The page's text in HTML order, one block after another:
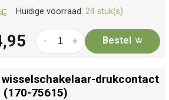
Huidige voorraad: 24 stuk(s)
+
- Bestel
drukcontact
75615)